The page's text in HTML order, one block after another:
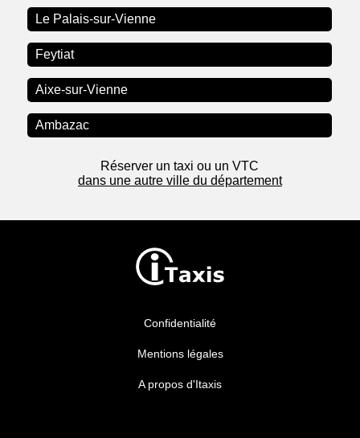
Le Palais-sur-Vienne
Feytiat
Aixe-sur-Vienne
Ambazac
Réserver un taxi ou un VTC
dans une autre ville du département
Confidentialité
Mentions légales
A propos d'Itaxis